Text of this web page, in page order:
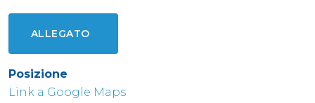
ALLEGATO
Posizione
Link a Google Maps